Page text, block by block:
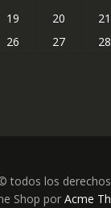
19 20 21
26 27 28
todos los
Shop por Acme